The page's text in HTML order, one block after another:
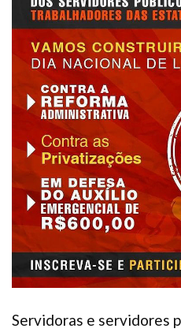
Servidoras e servidores
FacebookInstagramTwitter